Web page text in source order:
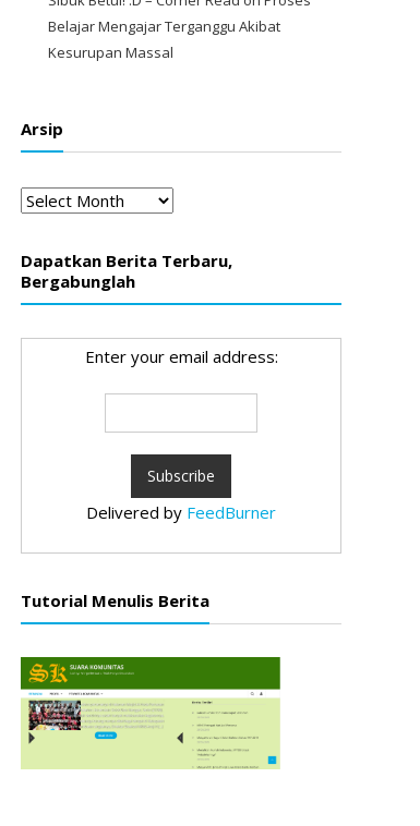
Belajar Mengajar Terganggu Akibat
Kesurupan Massal
Arsip
Arsip
Dapatkan Berita Terbaru,
Bergabunglah
Enter your email address:
Delivered by FeedBurner
Tutorial Menulis Berita